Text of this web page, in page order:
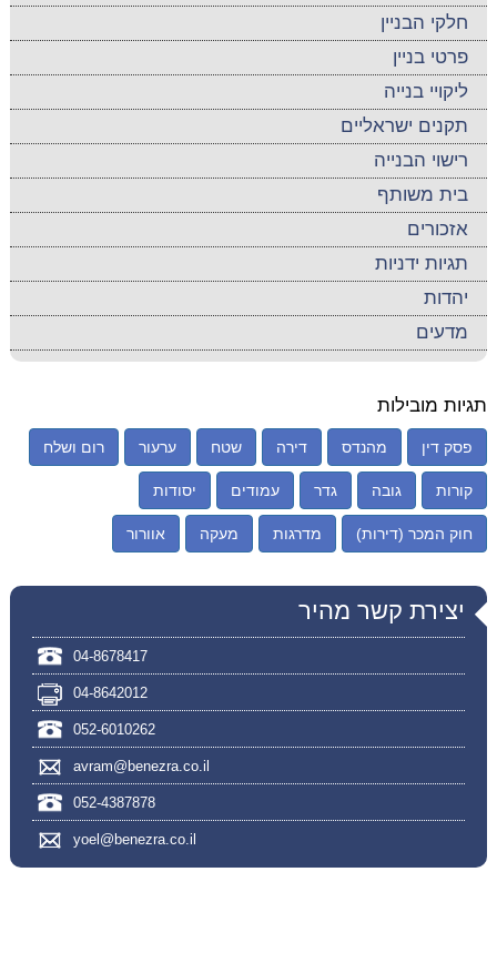
חלקי הבניין
פרטי בניין
ליקויי בנייה
תקנים ישראליים
רישוי הבנייה
בית משותף
אזכורים
תגיות ידניות
יהדות
מדעים
תגיות מובילות
פסק דין מהנדס דירה שטח ערעור רום ושלח
קורות גובה גדר עמודים יסודות
חוק המכר (דירות) מדרגות מעקה אוורור
יצירת קשר מהיר
04-8678417
04-8642012
052-6010262
avram@benezra.co.il
052-4387878
yoel@benezra.co.il